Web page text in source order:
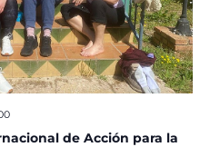
de Acción para la